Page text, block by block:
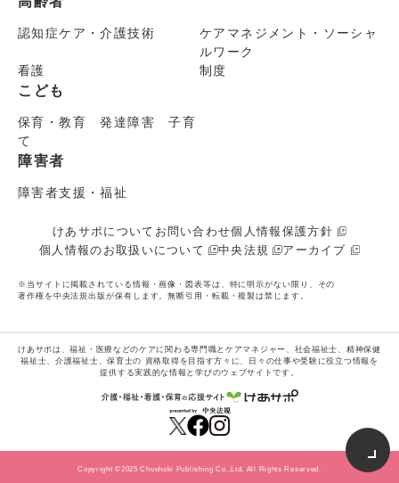
認知症ケア・介護技術
ケアマネジメント・ソーシャ
ルワーク
看護
制度
こども
保育・教育 発達障害 子育
て
障害者
障害者支援・福祉
けあサポについて お問い合わせ個人情報保護方針
個人情報のお取扱いについて
中央法規 アーカイブ
※当サイトに掲載されている情報・画像・図表等は、特に明示がない限り、その
著作権を中央法規出版が保有します。無断引用・転載・複製は禁じます。
けあサポは、福祉・医療などのケアに関わる専門職とケアマネジャー、社会福祉士、精神保健
福祉士、介護福祉士、保育士の 資格取得を目指す方々に、日々の仕事や受験に役立つ情報を
提供する実践的な情報と学びのウェブサイトです。
Copyright ©2025 Chuohoki Publishing Co.,Ltd. All Rights Reserved.